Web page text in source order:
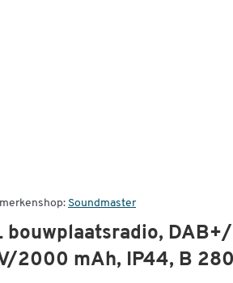
Soundmaster
bouwplaatsradio,
2000 mAh, IP44, B